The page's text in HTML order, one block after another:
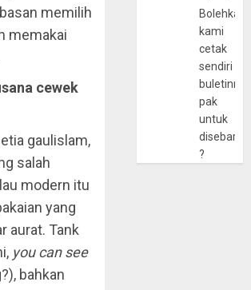
memilih
memakai
cewek
gaulislam,
salah
modern itu
yang
aurat. Tank
you can see
bahkan
Bolehkah
kami
cetak
sendiri
pak
untuk
?